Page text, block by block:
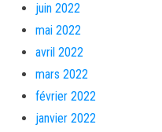
juin 2022
mai 2022
avril 2022
mars 2022
février 2022
janvier 2022